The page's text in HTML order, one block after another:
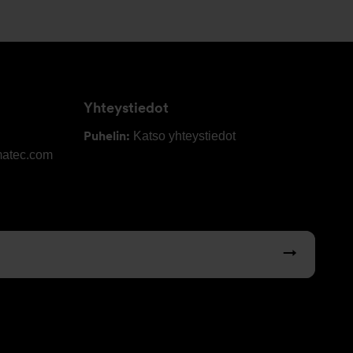
Yhteystiedot
Puhelin: Katso yhteystiedot